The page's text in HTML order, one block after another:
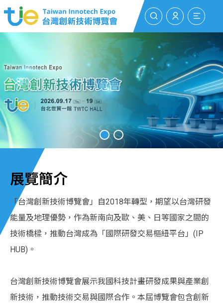
搜尋 登入/註冊
選單
展覽簡介
「台灣創新技術博覽會」自2018年轉型，期望以台灣研發
能量及地理優勢，作為新南向及歐、美、日等國家之間的
技術橋樑，推動台灣成為「國際研發交易樞紐平台」(IP
HUB)。
台灣創新技術博覽會展示我國科技計畫研發成果與產業創
新技術，推動技術交易與國際合作。本屆博覽會包含創新